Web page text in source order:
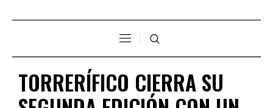
TORRERÍFICO CIERRA SU